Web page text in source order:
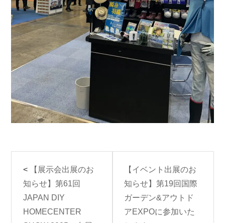
<
【展示会出展のお
知らせ】第61回
JAPAN DIY
HOMECENTER
【イベント出展のお
知らせ】第19回国際
ガーデン&アウトド
アEXPOに参加いた